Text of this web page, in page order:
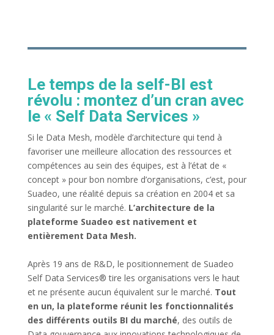
Le temps de la self-BI est
révolu : montez d’un cran avec
le « Self Data Services »
Si le Data Mesh, modèle d’architecture qui tend à
favoriser une meilleure allocation des ressources et
compétences au sein des équipes, est à l’état de «
concept » pour bon nombre d’organisations, c’est, pour
Suadeo, une réalité depuis sa création en 2004 et sa
singularité sur le marché. L’architecture de la
plateforme Suadeo est nativement et
entièrement Data Mesh.
Après 19 ans de R&D, le positionnement de Suadeo
Self Data Services® tire les organisations vers le haut
et ne présente aucun équivalent sur le marché. Tout
en un, la plateforme réunit les fonctionnalités
des différents outils BI du marché, des outils de